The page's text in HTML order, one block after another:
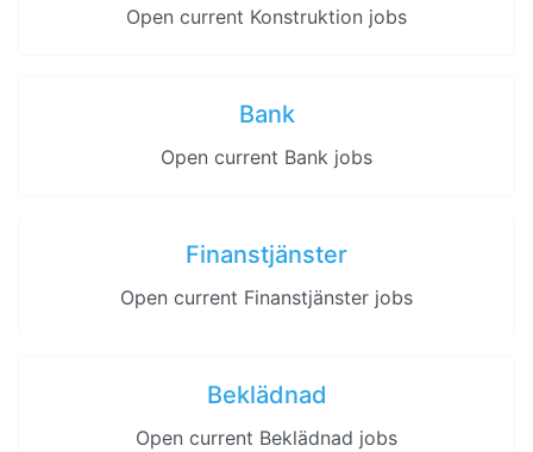
Open current Konstruktion jobs
Bank
Open current Bank jobs
Finanstjänster
Open current Finanstjänster jobs
Beklädnad
Open current Beklädnad jobs